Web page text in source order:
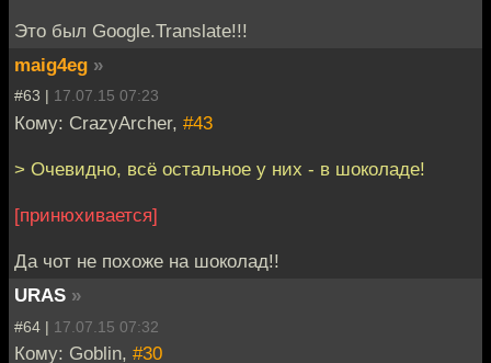
Это был Google.Translate!!!
maig4eg »
#63 | 17.07.15 07:23
Кому: CrazyArcher, #43
> Очевидно, всё остальное у них - в шоколаде!
[принюхивается]
Да чот не похоже на шоколад!!
URAS »
#64 | 17.07.15 07:32
Кому: Goblin, #30